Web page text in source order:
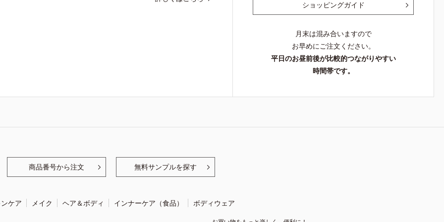
ショッピングガイド
月末は混み合いますので
お早めにご注文ください。
平日のお昼前後が比較的つながりやすい
時間帯です。
商品番号から注文 無料サンプルを探す
ケア メイク ヘア＆ボディ インナーケア（食品） ボディウェア